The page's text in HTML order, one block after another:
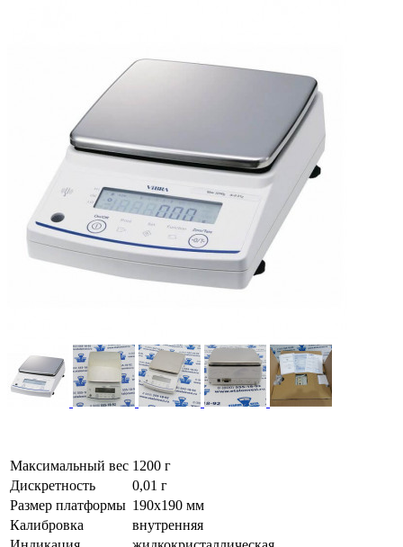
Максимальный вес 1200 г
Дискретность
0,01 г
Размер платформы 190х190 мм
Калибровка
внутренняя